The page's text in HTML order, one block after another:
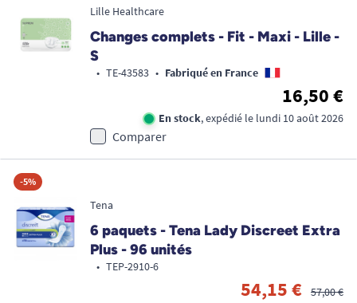
Lille Healthcare
Changes complets - Fit - Maxi - Lille -
S
• TE-43583 • Fabriqué en France
16,50 €
En stock, expédié le lundi 10 août 2026
Comparer
-5%
Tena
6 paquets - Tena Lady Discreet Extra
Plus - 96 unités
• TEP-2910-6
54,15 €
57,00 €